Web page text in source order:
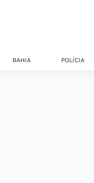
BAHIA POLÍCIA